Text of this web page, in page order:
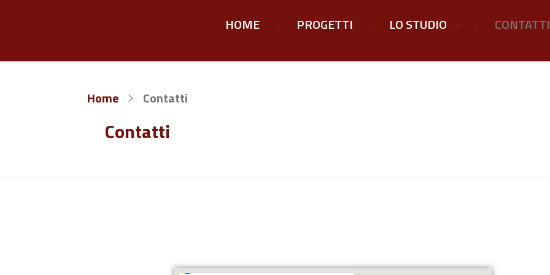
HOME PROGETTI LO STUDIO CONTATTI
Home Contatti
Contatti